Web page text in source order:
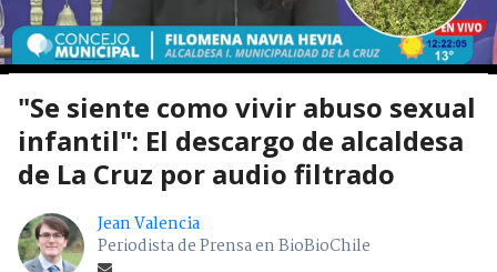
"Se siente como vivir abuso sexual
infantil": El descargo de alcaldesa
de La Cruz por audio filtrado
Jean Valencia
Periodista de Prensa en BioBioChile